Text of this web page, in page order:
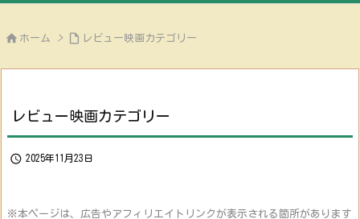
 ホーム >  レビュー映画カテゴリー
レビュー映画カテゴリー
 2025年11月23日
※本ページは、広告やアフィリエイトリンクが表示される箇所があります